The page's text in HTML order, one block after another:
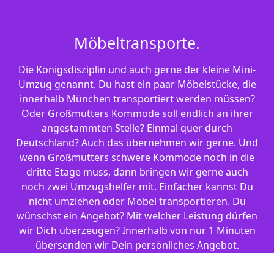
Möbeltransporte.
Die Königsdisziplin und auch gerne der kleine Mini-
Umzug genannt. Du hast ein paar Möbelstücke, die
innerhalb München transportiert werden müssen?
Oder Großmutters Kommode soll endlich an ihrer
angestammten Stelle? Einmal quer durch
Deutschland? Auch das übernehmen wir gerne. Und
wenn Großmutters schwere Kommode noch in die
dritte Etage muss, dann bringen wir gerne auch
noch zwei Umzugshelfer mit. Einfacher kannst Du
nicht umziehen oder Möbel transportieren. Du
wünschst ein Angebot? Mit welcher Leistung dürfen
wir Dich überzeugen? Innerhalb von nur 1 Minuten
übersenden wir Dein persönliches Angebot.